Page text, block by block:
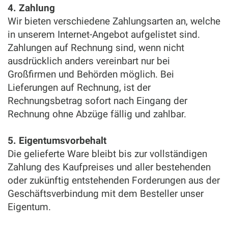
4. Zahlung
Wir bieten verschiedene Zahlungsarten an, welche
in unserem Internet-Angebot aufgelistet sind.
Zahlungen auf Rechnung sind, wenn nicht
ausdrücklich anders vereinbart nur bei
Großfirmen und Behörden möglich. Bei
Lieferungen auf Rechnung, ist der
Rechnungsbetrag sofort nach Eingang der
Rechnung ohne Abzüge fällig und zahlbar.
5. Eigentumsvorbehalt
Die gelieferte Ware bleibt bis zur vollständigen
Zahlung des Kaufpreises und aller bestehenden
oder zukünftig entstehenden Forderungen aus der
Geschäftsverbindung mit dem Besteller unser
Eigentum.